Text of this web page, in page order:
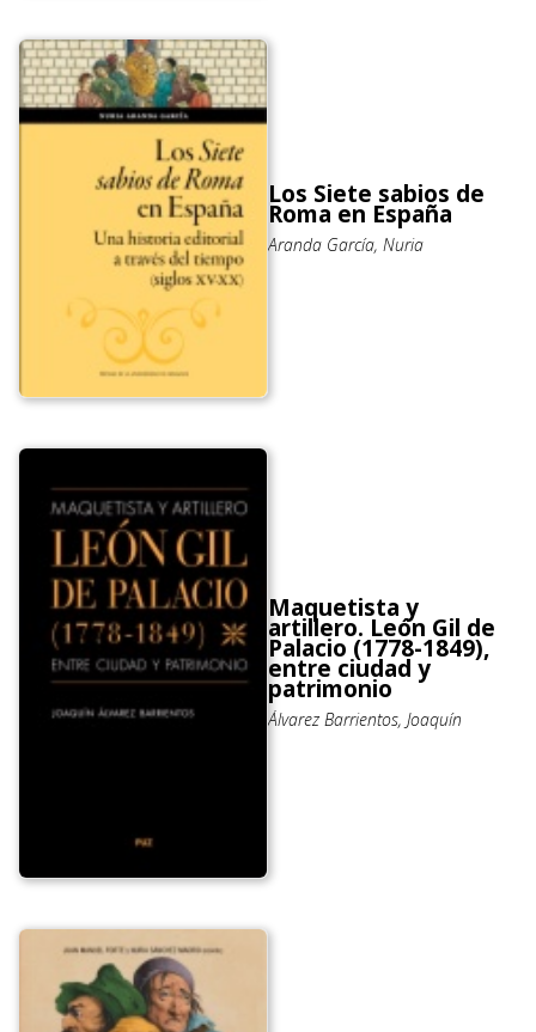
Los Siete sabios de
Roma en España
Aranda García, Nuria
Maquetista y
artillero. León Gil de
Palacio (1778-1849),
entre ciudad y
patrimonio
Álvarez Barrientos, Joaquín